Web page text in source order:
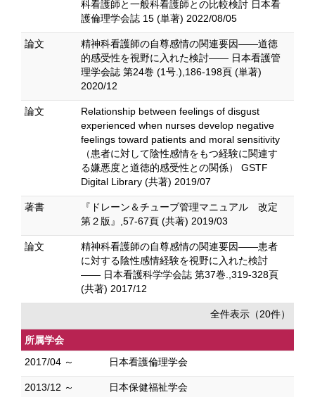
科看護師と一般科看護師との比較検討 日本看
護倫理学会誌 15 (単著) 2022/08/05
論文
精神科看護師の自尊感情の関連要因——道徳
的感受性を視野に入れた検討—— 日本看護管
理学会誌 第24巻 (1号.),186-198頁 (単著)
2020/12
論文
Relationship between feelings of disgust
experienced when nurses develop negative
feelings toward patients and moral sensitivity
（患者に対して陰性感情をもつ経験に関連す
る嫌悪度と道徳的感受性との関係） GSTF
Digital Library (共著) 2019/07
著書
『ドレーン＆チューブ管理マニュアル 改定
第２版』,57-67頁 (共著) 2019/03
論文
精神科看護師の自尊感情の関連要因——患者
に対する陰性感情経験を視野に入れた検討
—— 日本看護科学学会誌 第37巻.,319-328頁
(共著) 2017/12
全件表示（20件）
所属学会
2017/04 ～
日本看護倫理学会
2013/12 ～ 日本保健福祉学会